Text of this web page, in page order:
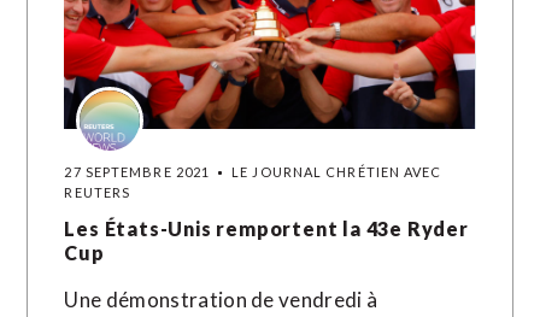
27 SEPTEMBRE 2021
LE JOURNAL CHRÉTIEN AVEC
REUTERS
Les États-Unis remportent la 43e Ryder
Cup
Une démonstration de vendredi à